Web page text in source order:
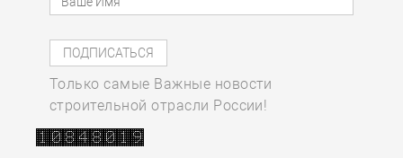
Только самые Важные новости
строительной отрасли России!